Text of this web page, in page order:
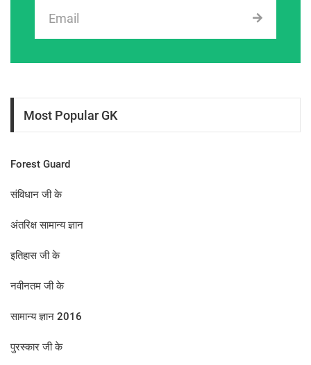
Most Popular GK
Forest Guard
संविधान जी के
अंतरिक्ष सामान्य ज्ञान
इतिहास जी के
नवीनतम जी के
सामान्य ज्ञान 2016
पुरस्कार जी के